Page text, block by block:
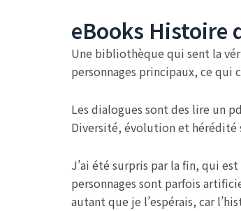
eBooks Histoire
Une bibliothèque qui sent la
personnages principaux, ce qui
Les dialogues sont des lire un
Diversité, évolution et hérédité
J’ai été surpris par la fin, qui
personnages sont parfois
autant que je l’espérais, car